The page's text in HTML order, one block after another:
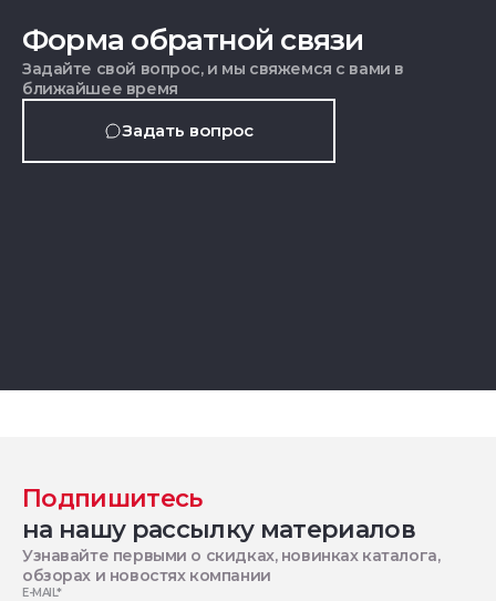
Форма обратной связи
Задайте свой вопрос, и мы свяжемся с вами в
ближайшее время
Задать вопрос
Подпишитесь
на нашу рассылку материалов
Узнавайте первыми о скидках, новинках каталога,
обзорах и новостях компании
E-MAIL*